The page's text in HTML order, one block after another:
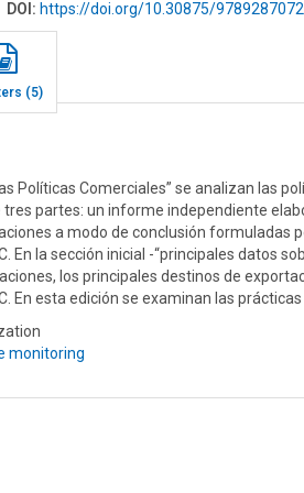
DOI: https://doi.org/10.30875/
(5)
Políticas Comerciales” se analizan las
partes: un informe independiente
a modo de conclusión formuladas
En la sección inicial -“principales datos
los principales destinos de
En esta edición se examinan las
monitoring